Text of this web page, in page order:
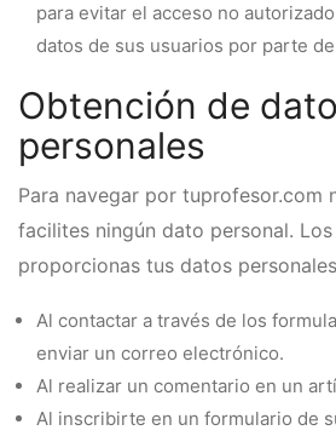
para evitar el acceso no
datos de sus usuarios por parte
Obtención de
personales
Para navegar por tuprofesor.com
facilites ningún dato personal.
proporcionas tus datos
Al contactar a través de los
enviar un correo electrónico.
Al realizar un comentario en un
Al inscribirte en un formulario de